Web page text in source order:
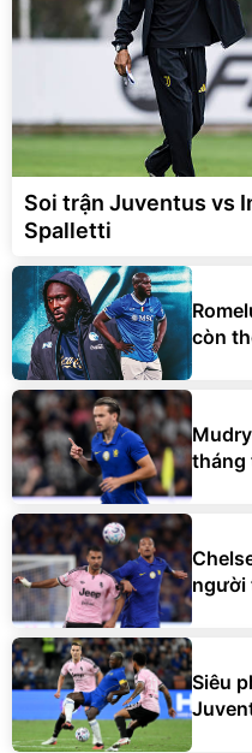
Soi trận Juventus vs
Spalletti
còn
tháng
người
Siêu